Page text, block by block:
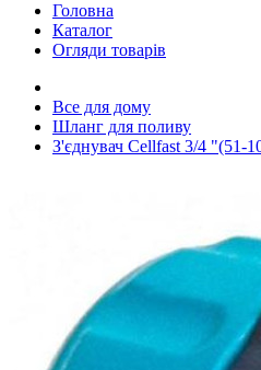
Головна
Каталог
Огляди товарів
Все для дому
Шланг для поливу
З'єднувач Cellfast 3/4 "(51-